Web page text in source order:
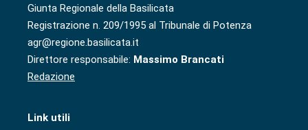
Giunta Regionale della Basilicata
Registrazione n. 209/1995 al Tribunale di Potenza
agr@regione.basilicata.it
Direttore responsabile: Massimo Brancati
Redazione
Link utili